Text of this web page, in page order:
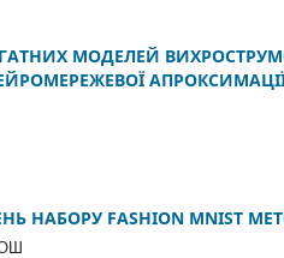
МОДЕЛЕЙ
НАБОРУ FASHION MNIST